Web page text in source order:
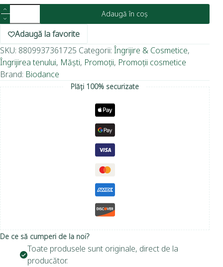
Adaugă în coș
Adaugă la favorite
SKU: 8809937361725 Categorii: Îngrijire & Cosmetice,
Îngrijirea tenului, Măști, Promoții, Promoții cosmetice
Brand: Biodance
Plăți 100% securizate
De ce să cumperi de la noi?
Toate produsele sunt originale, direct de la
producător.